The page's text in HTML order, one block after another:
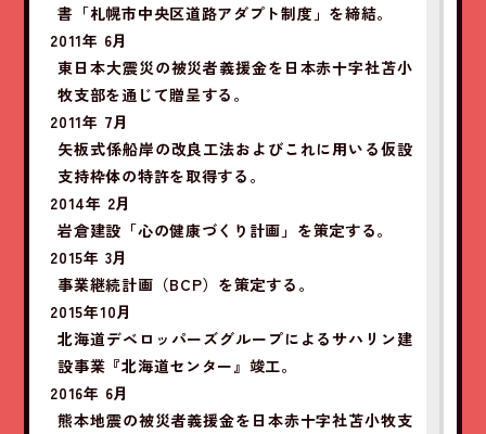
書「札幌市中央区道路アダプト制度」を締結。
2011年 6月
東日本大震災の被災者義援金を日本赤十字社苫小
牧支部を通じて贈呈する。
2011年 7月
矢板式係船岸の改良工法およびこれに用いる仮設
支持枠体の特許を取得する。
2014年 2月
岩倉建設「心の健康づくり計画」を策定する。
2015年 3月
事業継続計画（BCP）を策定する。
2015年10月
北海道デベロッパーズグループによるサハリン建
設事業『北海道センター』竣工。
2016年 6月
熊本地震の被災者義援金を日本赤十字社苫小牧支